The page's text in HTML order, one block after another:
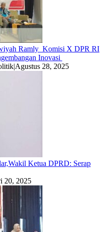
Ramly Komisi X DPR RI
Inovasi
|Agustus 28, 2025
Ketua DPRD: Serap
20, 2025